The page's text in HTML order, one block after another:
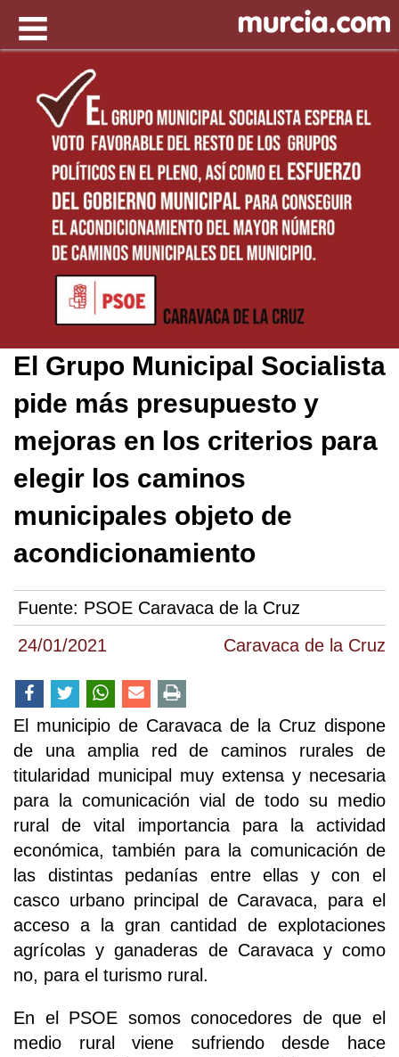
24/01/2021 Caravaca de la Cruz
El Grupo Municipal Socialista
pide más presupuesto y
mejoras en los criterios para
elegir los caminos
municipales objeto de
acondicionamiento
Fuente: PSOE Caravaca de la Cruz
El municipio de Caravaca de la Cruz dispone
de una amplia red de caminos rurales de
titularidad municipal muy extensa y necesaria
para la comunicación vial de todo su medio
rural de vital importancia para la actividad
económica, también para la comunicación de
las distintas pedanías entre ellas y con el
casco urbano principal de Caravaca, para el
acceso a la gran cantidad de explotaciones
agrícolas y ganaderas de Caravaca y como
no, para el turismo rural.
En el PSOE somos conocedores de que el
medio rural viene sufriendo desde hace